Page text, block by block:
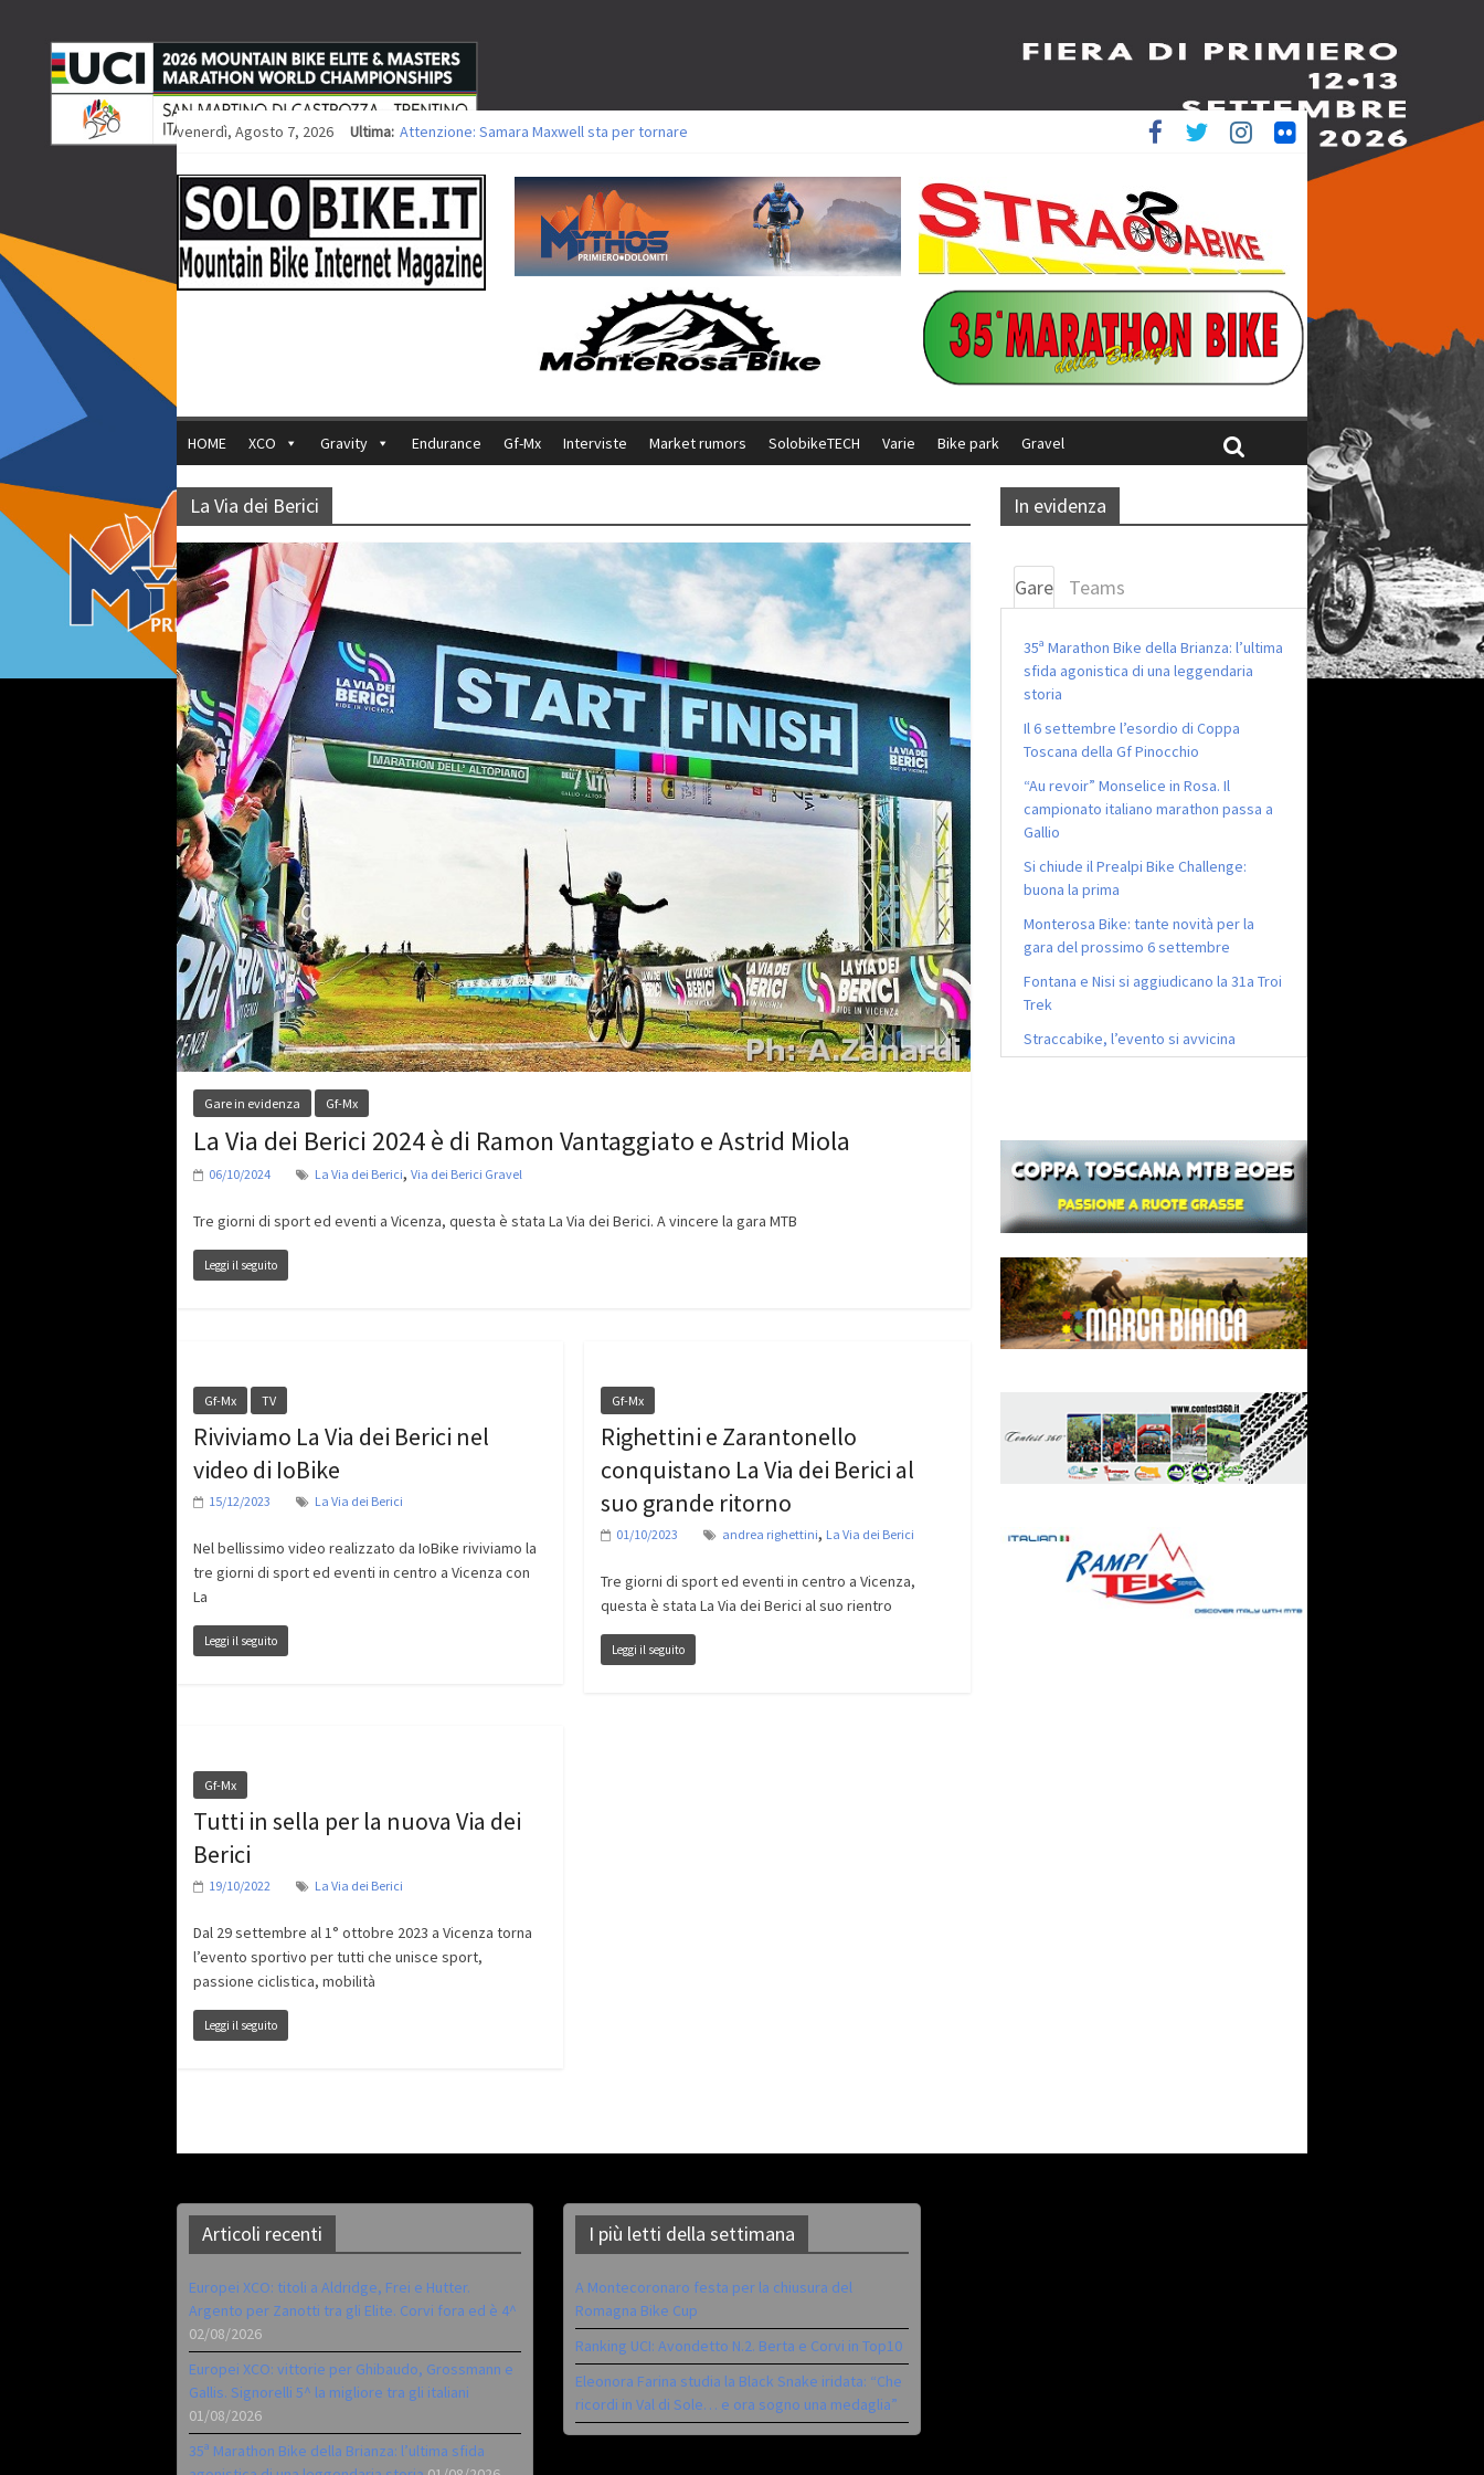
venerdì, Agosto 7, 2026 Ultima: Attenzione: Samara Maxwell sta per tornare
Europei XCO: vittorie per Ghibaudo, Grossmann e Gallis. Signorelli 5^ la migliore tra gli italiani
35ª Marathon Bike della Brianza: l’ultima sfida agonistica di una leggendaria storia
Europei MTB: il Team Relay firma il secondo argento azzurro a Monteceneri
HOME XCO Gravity Endurance Gf-Mx Interviste Market rumors SolobikeTECH Varie Bike park Gravel
La Via dei Berici
Gare in evidenza Gf-Mx
La Via dei Berici 2024 è di Ramon Vantaggiato e Astrid Miola
06/10/2024 La Via dei Berici, Via dei Berici Gravel
Tre giorni di sport ed eventi a Vicenza, questa è stata La Via dei Berici. A vincere la gara MTB
Leggi il seguito
Gf-Mx TV
Riviviamo La Via dei Berici nel
video di IoBike
15/12/2023 La Via dei Berici
Nel bellissimo video realizzato da IoBike riviviamo la
tre giorni di sport ed eventi in centro a Vicenza con
La
Leggi il seguito
Gf-Mx
Righettini e Zarantonello
conquistano La Via dei Berici al
suo grande ritorno
01/10/2023 andrea righettini, La Via dei Berici
Tre giorni di sport ed eventi in centro a Vicenza,
questa è stata La Via dei Berici al suo rientro
Leggi il seguito
Gf-Mx
Tutti in sella per la nuova Via dei
Berici
19/10/2022 La Via dei Berici
Dal 29 settembre al 1° ottobre 2023 a Vicenza torna
l’evento sportivo per tutti che unisce sport,
passione ciclistica, mobilità
Leggi il seguito
In evidenza
Gare Teams
35ª Marathon Bike della Brianza: l’ultima
sfida agonistica di una leggendaria
storia
Il 6 settembre l’esordio di Coppa
Toscana della Gf Pinocchio
“Au revoir” Monselice in Rosa. Il
campionato italiano marathon passa a
Gallio
Si chiude il Prealpi Bike Challenge:
buona la prima
Monterosa Bike: tante novità per la
gara del prossimo 6 settembre
Fontana e Nisi si aggiudicano la 31a Troi
Trek
Straccabike, l’evento si avvicina
Articoli recenti
Europei XCO: titoli a Aldridge, Frei e Hutter.
Argento per Zanotti tra gli Elite. Corvi fora ed è 4^
02/08/2026
Europei XCO: vittorie per Ghibaudo, Grossmann e
Gallis. Signorelli 5^ la migliore tra gli italiani
01/08/2026
35ª Marathon Bike della Brianza: l’ultima sfida
I più letti della settimana
A Montecoronaro festa per la chiusura del
Romagna Bike Cup
Ranking UCI: Avondetto N.2. Berta e Corvi in Top10
Eleonora Farina studia la Black Snake iridata: “Che
ricordi in Val di Sole… e ora sogno una medaglia”